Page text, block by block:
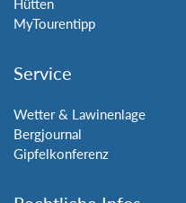
Hütten
MyTourentipp
Service
Wetter & Lawinenlage
Bergjournal
Gipfelkonferenz